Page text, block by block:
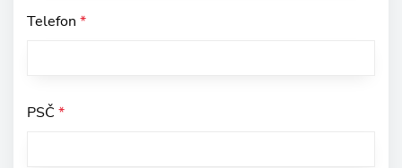
Telefon *
PSČ *